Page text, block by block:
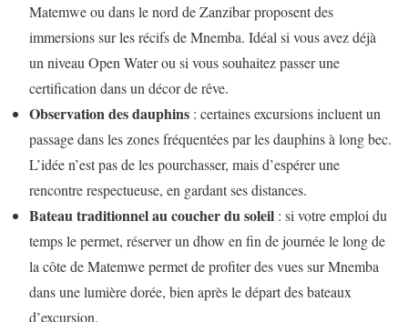
Matemwe ou dans le nord de Zanzibar proposent des
immersions sur les récifs de Mnemba. Idéal si vous avez déjà
un niveau Open Water ou si vous souhaitez passer une
certification dans un décor de rêve.
Observation des dauphins : certaines excursions incluent un
passage dans les zones fréquentées par les dauphins à long bec.
L’idée n’est pas de les pourchasser, mais d’espérer une
rencontre respectueuse, en gardant ses distances.
Bateau traditionnel au coucher du soleil : si votre emploi du
temps le permet, réserver un dhow en fin de journée le long de
la côte de Matemwe permet de profiter des vues sur Mnemba
dans une lumière dorée, bien après le départ des bateaux
d’excursion.